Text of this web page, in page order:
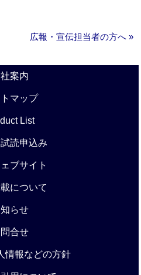
広報・宣伝担当者の方へ »
案内
マップ
List
読申込み
ブサイト
について
らせ
合せ
情報などの方針